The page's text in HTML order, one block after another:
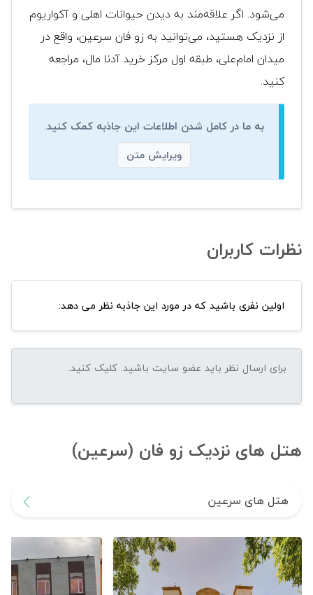
می‌شود. اگر علاقه‌مند به دیدن حیوانات اهلی و آکواریوم
از نزدیک هستید، می‌توانید به زو فان سرعین، واقع در
میدان امام‌علی، طبقه اول مرکز خرید آدنا مال، مراجعه
کنید.
به ما در کامل شدن اطلاعات این جاذبه کمک کنید.
ویرایش متن
نظرات کاربران
اولین نفری باشید که در مورد این جاذبه نظر می دهد:
هتل های نزدیک زو فان (سرعین)
هتل های سرعین